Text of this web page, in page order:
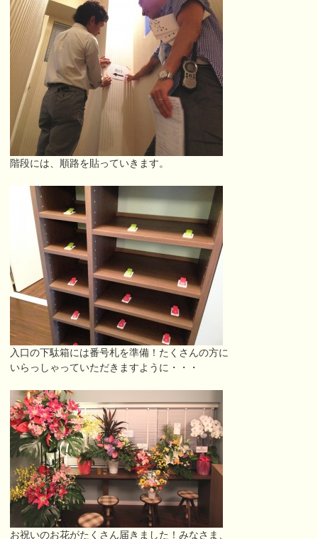
階段には、順路を貼っていきます。
入口の下駄箱には番号札を準備！たくさんの方に
いらっしゃっていただきますように・・・
お祝いのお花がたくさん届きました！みなさま、